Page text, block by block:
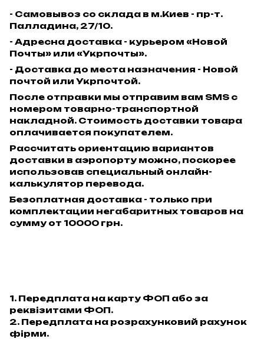
- Самовывоз со склада в м.Киев - пр-т.
Палладина, 27/10.
- Адресна доставка - курьером «Новой
Почты» или «Укрпочты».
- Доставка до места назначения - Новой
почтой или Укрпочтой.
После отправки мы отправим вам SMS с
номером товарно-транспортной
накладной. Стоимость доставки товара
оплачивается покупателем.
Рассчитать ориентацию вариантов
доставки в аэропорту можно, поскорее
использовав специальный онлайн-
калькулятор перевода.
Безоплатная доставка - только при
комплектации негабаритных товаров на
сумму от 10000 грн.
1. Передплата на карту ФОП або за
реквізитами ФОП.
2. Передплата на розрахунковий рахунок
фірми.